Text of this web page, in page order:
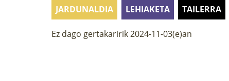
JARDUNALDIA LEHIAKETA TAILERRA
Ez dago gertakaririk 2024-11-03(e)an